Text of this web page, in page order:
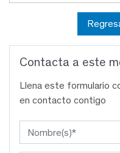
Contacta a este
Llena este formulario
en contacto contigo